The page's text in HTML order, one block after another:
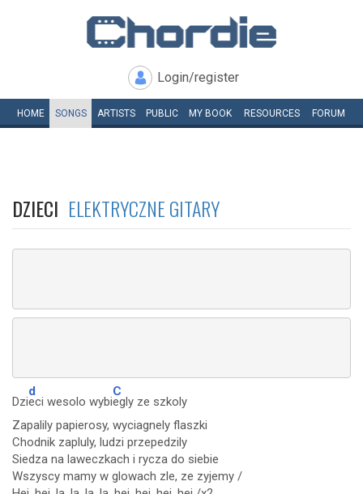
Login/register
HOME SONGS ARTISTS PUBLIC MY BOOK RESOURCES FORUM
DZIECI ELEKTRYCZNE GITARY
Dzi
d
eci wesolo wybi
C
egly ze szkoly
Zapalily papierosy, wyciagnely flaszki
Chodnik zapluly, ludzi przepedzily
Siedza na laweczkach i rycza do siebie
Wszyscy mamy w glowach zle, ze zyjemy /